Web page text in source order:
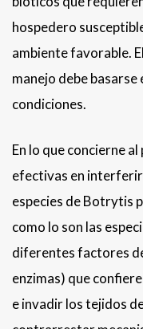
hospedero
ambiente favorable.
manejo debe
condiciones.
En lo que concierne
efectivas en interferir
especies de Botrytis
como lo son las
diferentes factores
enzimas) que
e invadir los tejidos